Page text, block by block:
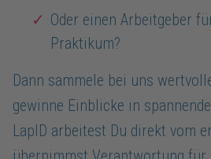
Oder einen Arbeitgeber
Praktikum?
Dann sammele bei uns
gewinne Einblicke in
LapID arbeitest Du direkt vom